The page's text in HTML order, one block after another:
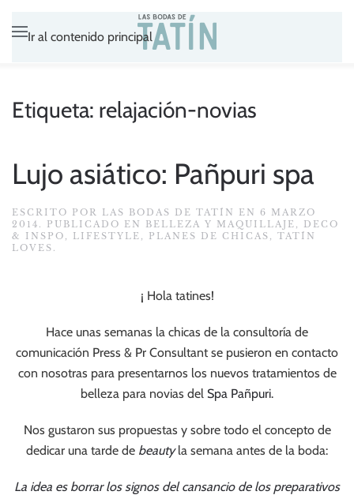
Ir al contenido principal
Etiqueta: relajación-novias
Lujo asiático: Pañpuri spa
ESCRITO POR LAS BODAS DE TATÍN EN 6 MARZO
2014 . PUBLICADO EN BELLEZA Y MAQUILLAJE , DECO
& INSPO , LIFESTYLE , PLANES DE CHICAS , TATÍN
LOVES .
¡ Hola tatines!
Hace unas semanas la chicas de la consultoría de
comunicación Press & Pr Consultant se pusieron en contacto
con nosotras para presentarnos los nuevos tratamientos de
belleza para novias del Spa Pañpuri.
Nos gustaron sus propuestas y sobre todo el concepto de
dedicar una tarde de beautyla semana antes de la boda:
La idea es borrar los signos del cansancio de los preparativos